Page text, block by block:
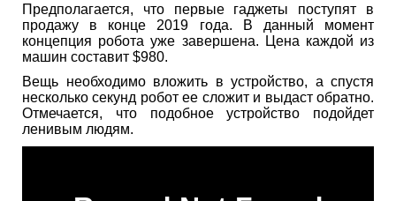
Предполагается, что первые гаджеты поступят в
продажу в конце 2019 года. В данный момент
концепция робота уже завершена. Цена каждой из
машин составит $980.
Вещь необходимо вложить в устройство, а спустя
несколько секунд робот ее сложит и выдаст обратно.
Отмечается, что подобное устройство подойдет
ленивым людям.